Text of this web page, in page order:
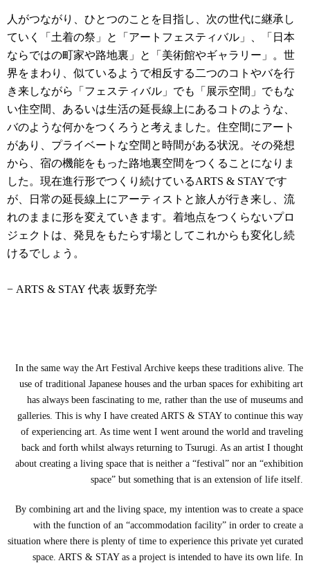
人がつながり、ひとつのことを目指し、次の世代に継承し
ていく「土着の祭」と「アートフェスティバル」、「日本
ならではの町家や路地裏」と「美術館やギャラリー」。世
界をまわり、似ているようで相反する二つのコトやバを行
き来しながら「フェスティバル」でも「展示空間」でもな
い住空間、あるいは生活の延長線上にあるコトのような、
バのような何かをつくろうと考えました。住空間にアート
があり、プライベートな空間と時間がある状況。その発想
から、宿の機能をもった路地裏空間をつくることになりま
した。現在進行形でつくり続けているARTS & STAYです
が、日常の延長線上にアーティストと旅人が行き来し、流
れのままに形を変えていきます。着地点をつくらないプロ
ジェクトは、発見をもたらす場としてこれからも変化し続
けるでしょう。
− ARTS & STAY 代表 坂野充学
In the same way the Art Festival Archive keeps these traditions alive. The
use of traditional Japanese houses and the urban spaces for exhibiting art
has always been fascinating to me, rather than the use of museums and
galleries. This is why I have created ARTS & STAY to continue this way
of experiencing art. As time went I went around the world and traveling
back and forth whilst always returning to Tsurugi. As an artist I thought
about creating a living space that is neither a “festival” nor an “exhibition
space” but something that is an extension of life itself.
By combining art and the living space, my intention was to create a space
with the function of an “accommodation facility” in order to create a
situation where there is plenty of time to experience this private yet curated
space. ARTS & STAY as a project is intended to have its own life. In